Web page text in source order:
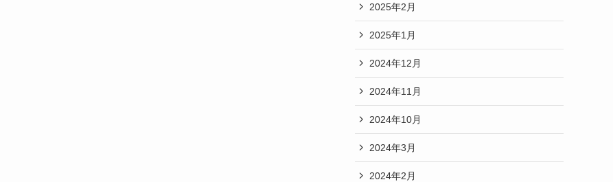
2025年2月
2025年1月
2024年12月
2024年11月
2024年10月
2024年3月
2024年2月